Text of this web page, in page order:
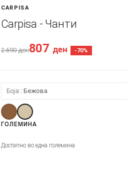
CARPISA
Carpisa - Чанти
2.690ден807 ден -70%
Боја: Бежова
ГОЛЕМИНА
Достапно во една големина